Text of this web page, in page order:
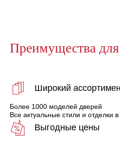
Преимущества
Широкий
Более 1000 моделей дверей
Все актуальные стили и отделки
Выгодные цены